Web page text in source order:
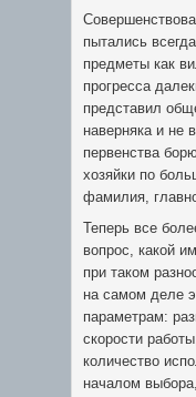
пытались
предметы как
прогресса
представил
наверняка и не
первенства
хозяйки по
фамилия,
Теперь все
вопрос, какой
при таком
на самом деле
параметрам:
скорости
количество
началом